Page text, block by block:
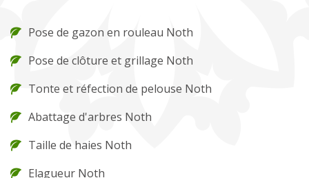
Pose de gazon en rouleau Noth
Pose de clôture et grillage Noth
Tonte et réfection de pelouse Noth
Abattage d'arbres Noth
Taille de haies Noth
Elagueur Noth